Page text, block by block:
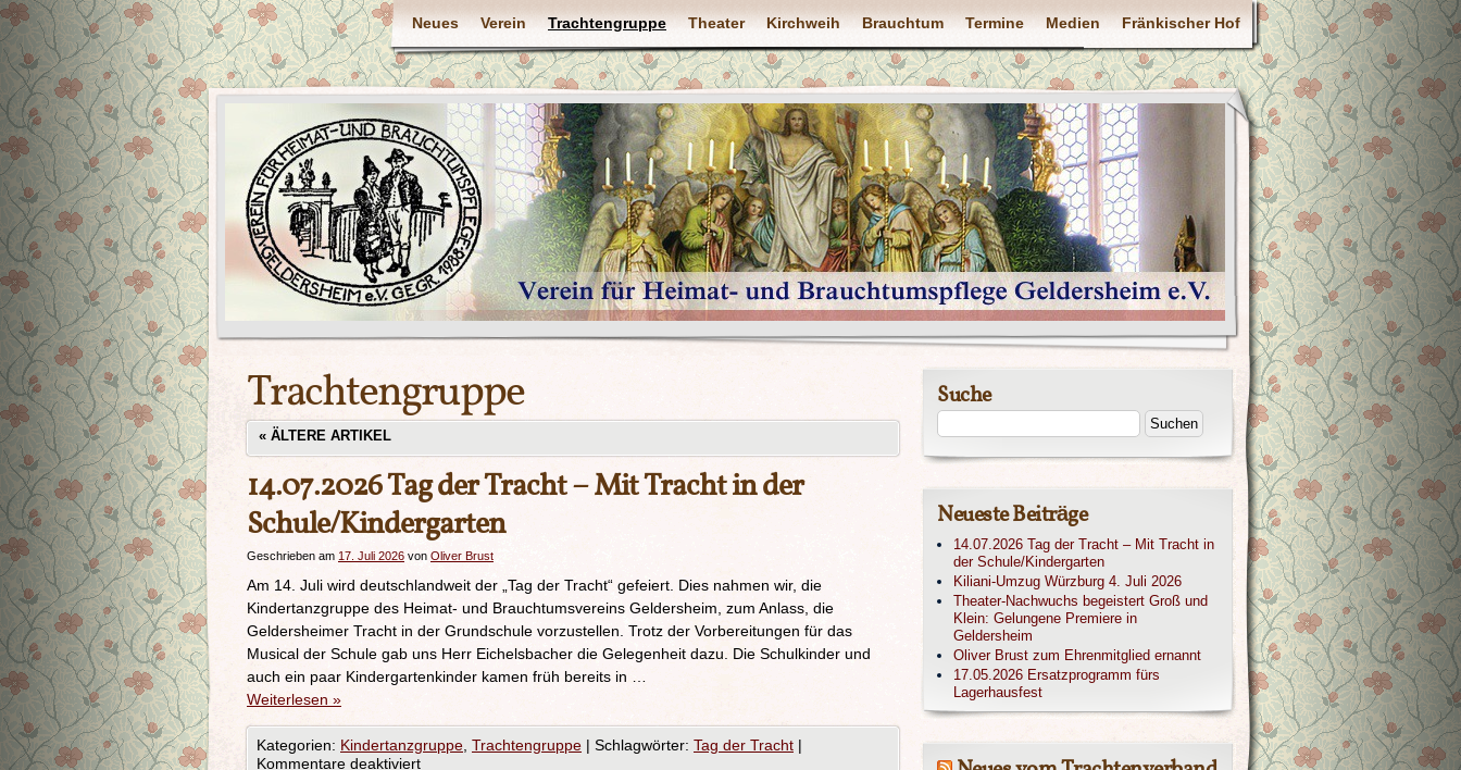
Neues Verein Trachtengruppe Theater Kirchweih Brauchtum Termine Medien Fränkischer Hof
Trachtengruppe
« ÄLTERE ARTIKEL
14.07.2026 Tag der Tracht – Mit Tracht in der
Schule/Kindergarten
Geschrieben am 17. Juli 2026 von Oliver Brust
Am 14. Juli wird deutschlandweit der „Tag der Tracht“ gefeiert. Dies nahmen wir, die
Kindertanzgruppe des Heimat- und Brauchtumsvereins Geldersheim, zum Anlass, die
Geldersheimer Tracht in der Grundschule vorzustellen. Trotz der Vorbereitungen für das
Musical der Schule gab uns Herr Eichelsbacher die Gelegenheit dazu. Die Schulkinder und
auch ein paar Kindergartenkinder kamen früh bereits in …
Weiterlesen »
Kategorien: Kindertanzgruppe Trachtengruppe | Schlagwörter: Tag der Tracht |
Kommentare deaktiviert
Suche
Neueste Beiträge
14.07.2026 Tag der Tracht – Mit Tracht in
der Schule/Kindergarten
Kiliani-Umzug Würzburg 4. Juli 2026
Theater-Nachwuchs begeistert Groß und
Klein: Gelungene Premiere in
Geldersheim
Oliver Brust zum Ehrenmitglied ernannt
17.05.2026 Ersatzprogramm fürs
Lagerhausfest